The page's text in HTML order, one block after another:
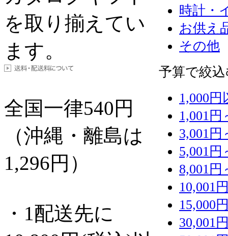
時計・
お供え
その他
予算で絞
1,000円
1,001円
3,001円
5,001円
8,001円
10,001
15,000
30,001
を取り揃えてい
ます。
全国一律540円
（沖縄・離島は
1,296円）
・1配送先に